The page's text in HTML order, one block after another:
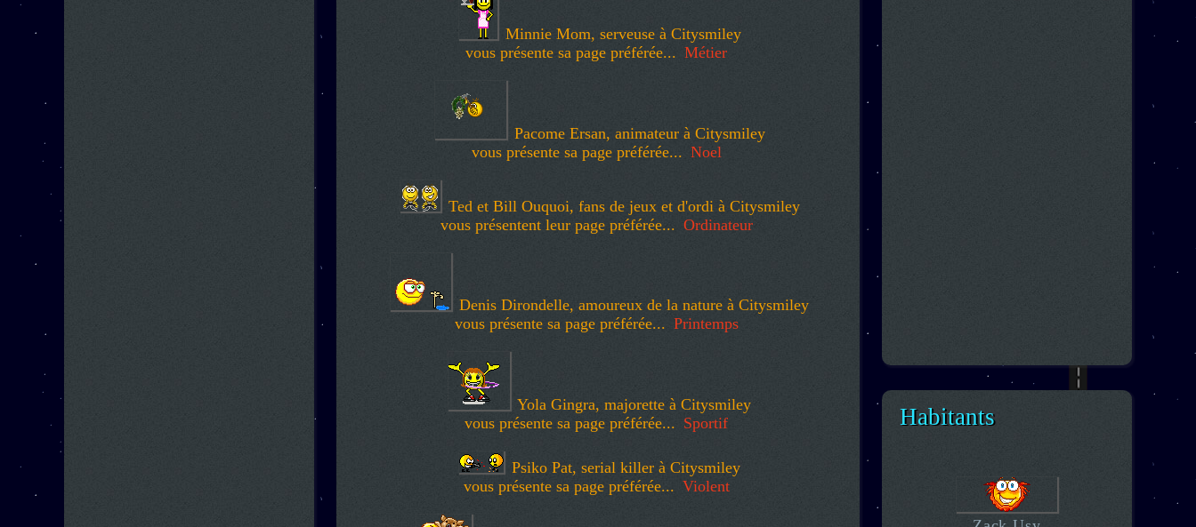
Minnie Mom, serveuse à Citysmiley
vous présente sa page préférée... Métier
Pacome Ersan, animateur à Citysmiley
vous présente sa page préférée... Noel
Ted et Bill Ouquoi, fans de jeux et d'ordi à Citysmiley
vous présentent leur page préférée... Ordinateur
Denis Dirondelle, amoureux de la nature à Citysmiley
vous présente sa page préférée... Printemps
Yola Gingra, majorette à Citysmiley
vous présente sa page préférée... Sportif
Psiko Pat, serial killer à Citysmiley
vous présente sa page préférée... Violent
Habitants